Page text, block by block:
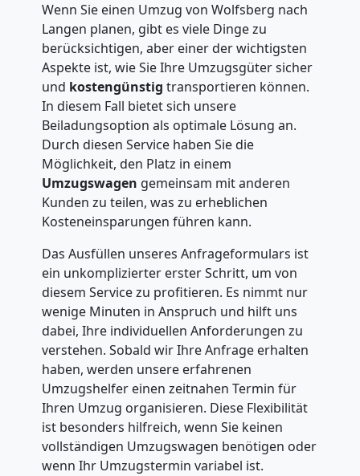
Wenn Sie einen Umzug von Wolfsberg nach
Langen planen, gibt es viele Dinge zu
berücksichtigen, aber einer der wichtigsten
Aspekte ist, wie Sie Ihre Umzugsgüter sicher
und kostengünstig transportieren können.
In diesem Fall bietet sich unsere
Beiladungsoption als optimale Lösung an.
Durch diesen Service haben Sie die
Möglichkeit, den Platz in einem
Umzugswagen gemeinsam mit anderen
Kunden zu teilen, was zu erheblichen
Kosteneinsparungen führen kann.
Das Ausfüllen unseres Anfrageformulars ist
ein unkomplizierter erster Schritt, um von
diesem Service zu profitieren. Es nimmt nur
wenige Minuten in Anspruch und hilft uns
dabei, Ihre individuellen Anforderungen zu
verstehen. Sobald wir Ihre Anfrage erhalten
haben, werden unsere erfahrenen
Umzugshelfer einen zeitnahen Termin für
Ihren Umzug organisieren. Diese Flexibilität
ist besonders hilfreich, wenn Sie keinen
vollständigen Umzugswagen benötigen oder
wenn Ihr Umzugstermin variabel ist.